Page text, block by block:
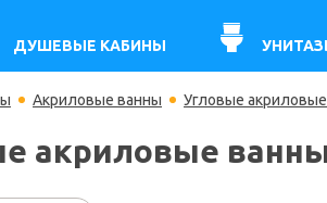
ДУШЕВЫЕ КАБИНЫ
Акриловые ванны Угловые
акриловые